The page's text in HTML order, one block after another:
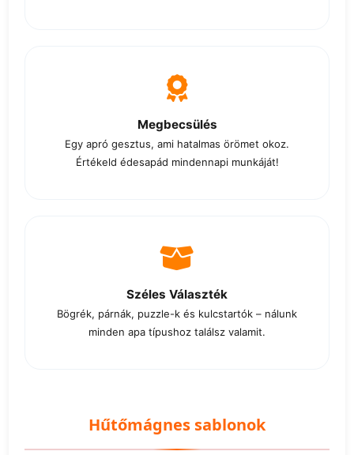
Megbecsülés
Egy apró gesztus, ami hatalmas örömet okoz.
Értékeld édesapád mindennapi munkáját!
Széles Választék
Bögrék, párnák, puzzle-k és kulcstartók – nálunk
minden apa típushoz találsz valamit.
Hűtőmágnes sablonok